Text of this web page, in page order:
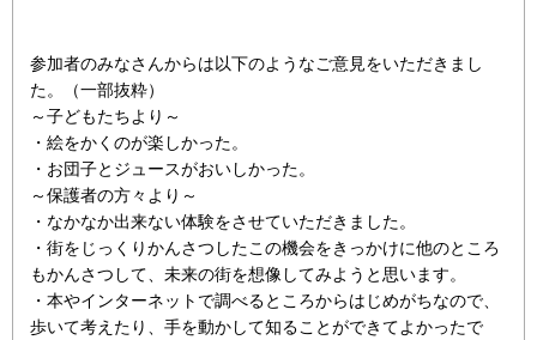
参加者のみなさんからは以下のようなご意見をいただきまし
た。（一部抜粋）
～子どもたちより～
・絵をかくのが楽しかった。
・お団子とジュースがおいしかった。
～保護者の方々より～
・なかなか出来ない体験をさせていただきました。
・街をじっくりかんさつしたこの機会をきっかけに他のところ
もかんさつして、未来の街を想像してみようと思います。
・本やインターネットで調べるところからはじめがちなので、
歩いて考えたり、手を動かして知ることができてよかったで